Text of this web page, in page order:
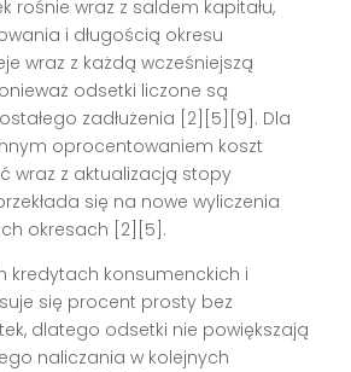
rośnie wraz z saldem kapitału,
i długością okresu
wraz z każdą wcześniejszą
odsetki liczone są
zadłużenia [2][5][9]. Dla
oprocentowaniem koszt
wraz z aktualizacją stopy
się na nowe wyliczenia
okresach [2][5].
kredytach konsumenckich i
się procent prosty bez
dlatego odsetki nie powiększają
naliczania w kolejnych